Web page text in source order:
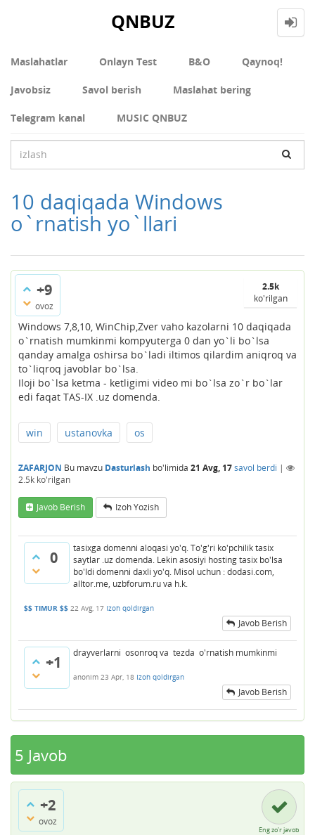
QNBUZ
Maslahatlar Onlayn Test В&О Qaynoq!
Javobsiz Savol berish Maslahat bering
Telegram kanal MUSIC QNBUZ
10 daqiqada Windows
o`rnatish yo`llari
+9
ovoz
2.5k
ko'rilgan
Windows 7,8,10, WinChip,Zver vaho kazolarni 10 daqiqada
o`rnatish mumkinmi kompyuterga 0 dan yo`li bo`lsa
qanday amalga oshirsa bo`ladi iltimos qilardim aniqroq va
to`liqroq javoblar bo`lsa.
Iloji bo`lsa ketma - ketligimi video mi bo`lsa zo`r bo`lar
edi faqat TAS-IX .uz domenda.
win ustanovka os
ZAFARJON Bu mavzu Dasturlash bo'limida 21 Avg, 17savol berdi |
2.5k ko'rilgan
Javob Berish Izoh Yozish
0
tasixga domenni aloqasi yo'q. To'g'ri ko'pchilik tasix
saytlar .uz domenda. Lekin asosiyi hosting tasix bo'lsa
bo'ldi domenni daxli yo'q. Misol uchun : dodasi.com,
alltor.me, uzbforum.ru va h.k.
$$ TIMUR $$ 22 Avg, 17 Izoh qoldirgan
Javob Berish
+1
drayverlarni osonroq va tezda o'rnatish mumkinmi
anonim 23 Apr, 18 Izoh qoldirgan
Javob Berish
5 Javob
+2
ovoz
Eng zo'r javob